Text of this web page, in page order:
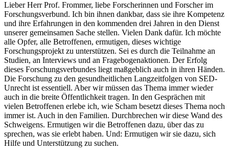
Lieber Herr Prof. Frommer, liebe Forscherinnen und Forscher im
Forschungsverbund. Ich bin ihnen dankbar, dass sie ihre Kompetenz
und ihre Erfahrungen in den kommenden drei Jahren in den Dienst
unserer gemeinsamen Sache stellen. Vielen Dank dafür. Ich möchte
alle Opfer, alle Betroffenen, ermutigen, dieses wichtige
Forschungsprojekt zu unterstützen. Sei es durch die Teilnahme an
Studien, an Interviews und an Fragebogenaktionen. Der Erfolg
dieses Forschungsverbundes liegt maßgeblich auch in ihren Händen.
Die Forschung zu den gesundheitlichen Langzeitfolgen von SED-
Unrecht ist essentiell. Aber wir müssen das Thema immer wieder
auch in die breite Öffentlichkeit tragen. In den Gesprächen mit
vielen Betroffenen erlebe ich, wie Scham besetzt dieses Thema noch
immer ist. Auch in den Familien. Durchbrechen wir diese Wand des
Schweigens. Ermutigen wir die Betroffenen dazu, über das zu
sprechen, was sie erlebt haben. Und: Ermutigen wir sie dazu, sich
Hilfe und Unterstützung zu suchen.